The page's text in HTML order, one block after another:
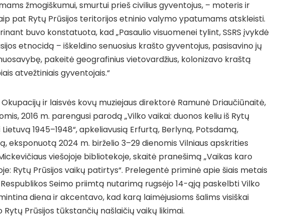
žmogiškumui, smurtui prieš civilius gyventojus, – moteris ir
pat Rytų Prūsijos teritorijos etninio valymo ypatumams atskleisti.
buvo konstatuota, kad „Pasaulio visuomenei tylint, SSRS įvykdė
etnocidą – iškeldino senuosius krašto gyventojus, pasisavino jų
pakeitė geografinius vietovardžius, kolonizavo kraštą
atvežtiniais gyventojais.“
Okupacijų ir laisvės kovų muziejaus direktorė Ramunė Driaučiūnaitė,
2016 m. parengusi parodą „Vilko vaikai: duonos keliu iš Rytų
Lietuvą 1945–1948“, apkeliavusią Erfurtą, Berlyną, Potsdamą,
eksponuotą 2024 m. birželio 3–29 dienomis Vilniaus apskrities
viešojoje bibliotekoje, skaitė pranešimą „Vaikas karo
Rytų Prūsijos vaikų patirtys“. Prelegentė priminė apie šiais metais
Seimo priimtą nutarimą rugsėjo 14-ąją paskelbti Vilko
diena ir akcentavo, kad karą laimėjusioms šalims visiškai
Rytų Prūsijos tūkstančių našlaičių vaikų likimai.